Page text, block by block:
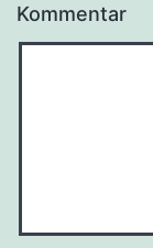
Kommentar